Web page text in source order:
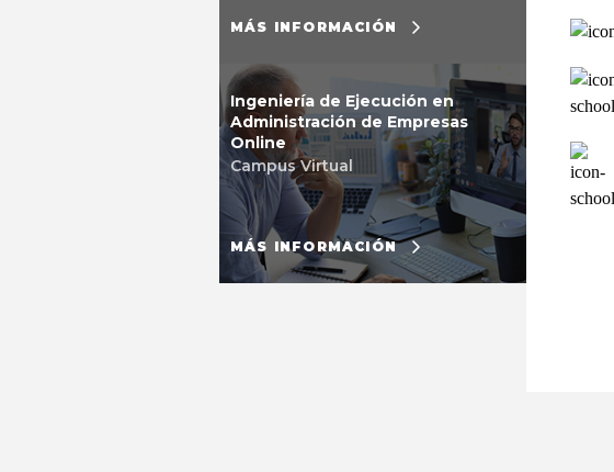
MÁS INFORMACIÓN
Ingeniería de Ejecución en
Administración de Empresas
Online
Campus Virtual
MÁS INFORMACIÓN